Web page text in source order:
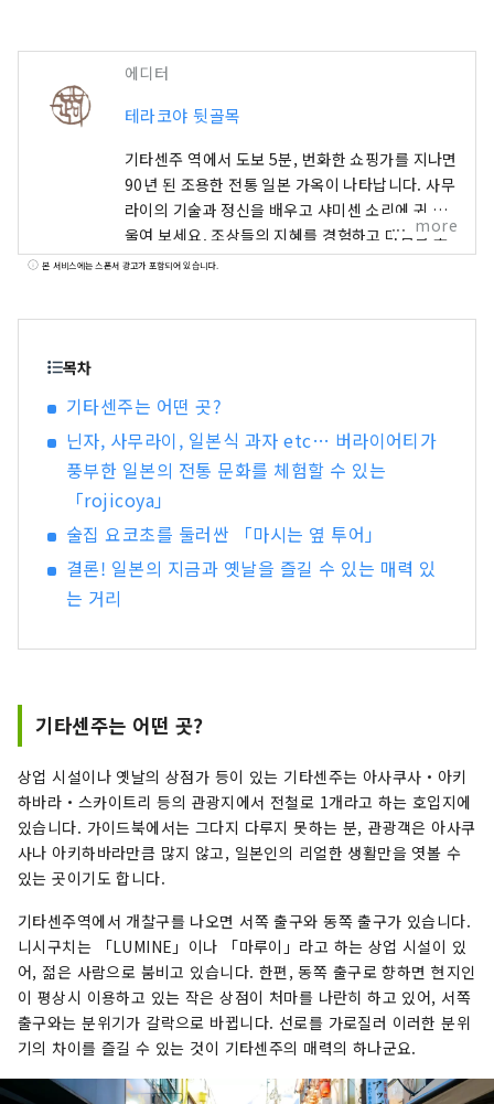
에디터
테라코야 뒷골목
기타센주 역에서 도보 5분, 번화한 쇼핑가를 지나면
90년 된 조용한 전통 일본 가옥이 나타납니다. 사무
라이의 기술과 정신을 배우고 샤미센 소리에 귀 기
울여 보세요. 조상들의 지혜를 경험하고 마음을 조
화로 채워보세요.
more
본 서비스에는 스폰서 광고가 포함되어 있습니다.
목차
기타센주는 어떤 곳?
닌자, 사무라이, 일본식 과자 etc… 버라이어티가
풍부한 일본의 전통 문화를 체험할 수 있는
「rojicoya」
술집 요코초를 둘러싼 「마시는 옆 투어」
결론! 일본의 지금과 옛날을 즐길 수 있는 매력 있
는 거리
기타센주는 어떤 곳?
상업 시설이나 옛날의 상점가 등이 있는 기타센주는 아사쿠사・아키
하바라・스카이트리 등의 관광지에서 전철로 1개라고 하는 호입지에
있습니다. 가이드북에서는 그다지 다루지 못하는 분, 관광객은 아사쿠
사나 아키하바라만큼 많지 않고, 일본인의 리얼한 생활만을 엿볼 수
있는 곳이기도 합니다.
기타센주역에서 개찰구를 나오면 서쪽 출구와 동쪽 출구가 있습니다.
니시구치는 「LUMINE」이나 「마루이」라고 하는 상업 시설이 있
어, 젊은 사람으로 붐비고 있습니다. 한편, 동쪽 출구로 향하면 현지인
이 평상시 이용하고 있는 작은 상점이 처마를 나란히 하고 있어, 서쪽
출구와는 분위기가 갈락으로 바뀝니다. 선로를 가로질러 이러한 분위
기의 차이를 즐길 수 있는 것이 기타센주의 매력의 하나군요.